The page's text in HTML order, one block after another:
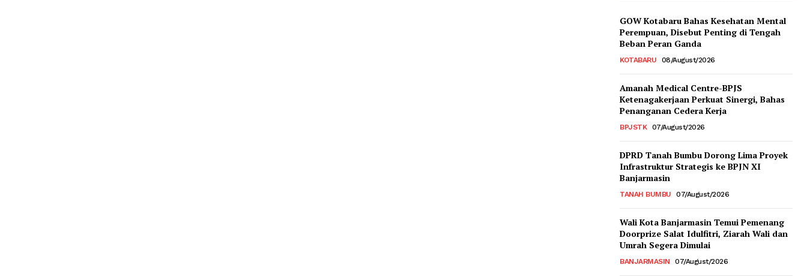
GOW Kotabaru Bahas Kesehatan Mental
Perempuan, Disebut Penting di Tengah
Beban Peran Ganda
KOTABARU 08/August/2026
Amanah Medical Centre-BPJS
Ketenagakerjaan Perkuat Sinergi, Bahas
Penanganan Cedera Kerja
BPJSTK 07/August/2026
DPRD Tanah Bumbu Dorong Lima Proyek
Infrastruktur Strategis ke BPJN XI
Banjarmasin
TANAH BUMBU 07/August/2026
Wali Kota Banjarmasin Temui Pemenang
Doorprize Salat Idulfitri, Ziarah Wali dan
Umrah Segera Dimulai
BANJARMASIN 07/August/2026